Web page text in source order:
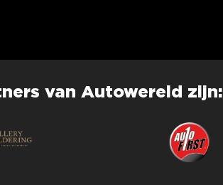
van Autowereld zijn: